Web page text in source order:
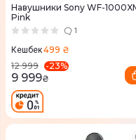
Навушники Sony WF-
Pink
1
Кешбек499 ₴
12 999
-23%
9 999₴